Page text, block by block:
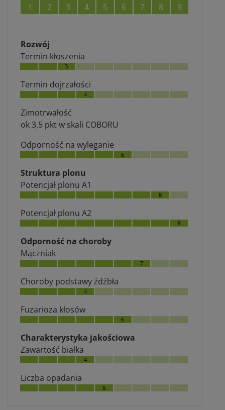
1
2 3 4 5 6 7 8 9
Rozwój
Termin kłoszenia
3
Termin dojrzałości
4
Zimotrwałość
ok 3,5 pkt w skali COBORU
Odporność na wyleganie
6
Struktura plonu
Potencjał plonu A1
8
Potencjał plonu A2
9
Odporność na choroby
Mączniak
7
Choroby podstawy źdźbła
4
Fuzarioza kłosów
6
Charakterystyka jakościowa
Zawartość białka
4
Liczba opadania
5